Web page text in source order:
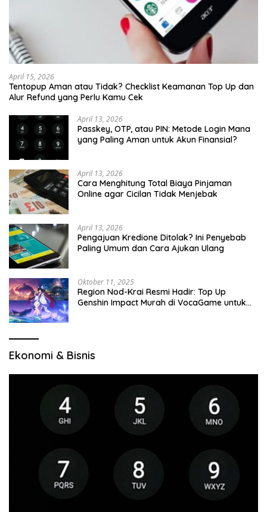
April 15, 2026
Tentopup Aman atau Tidak? Checklist Keamanan Top Up dan
Alur Refund yang Perlu Kamu Cek
April 13, 2026
Passkey, OTP, atau PIN: Metode Login Mana
yang Paling Aman untuk Akun Finansial?
April 13, 2026
Cara Menghitung Total Biaya Pinjaman
Online agar Cicilan Tidak Menjebak
April 13, 2026
Pengajuan Kredione Ditolak? Ini Penyebab
Paling Umum dan Cara Ajukan Ulang
Oktober 11, 2025
Region Nod-Krai Resmi Hadir: Top Up
Genshin Impact Murah di VocaGame untuk
Ekonomi & Bisnis